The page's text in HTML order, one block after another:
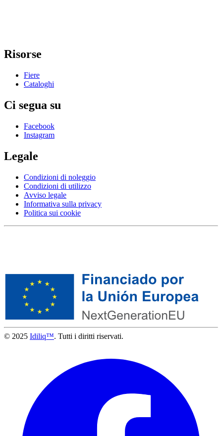
Risorse
Fiere
Cataloghi
Ci segua su
Facebook
Instagram
Legale
Condizioni di noleggio
Condizioni di utilizzo
Avviso legale
Informativa sulla privacy
Politica sui cookie
© 2025 Idiliq™. Tutti i diritti riservati.